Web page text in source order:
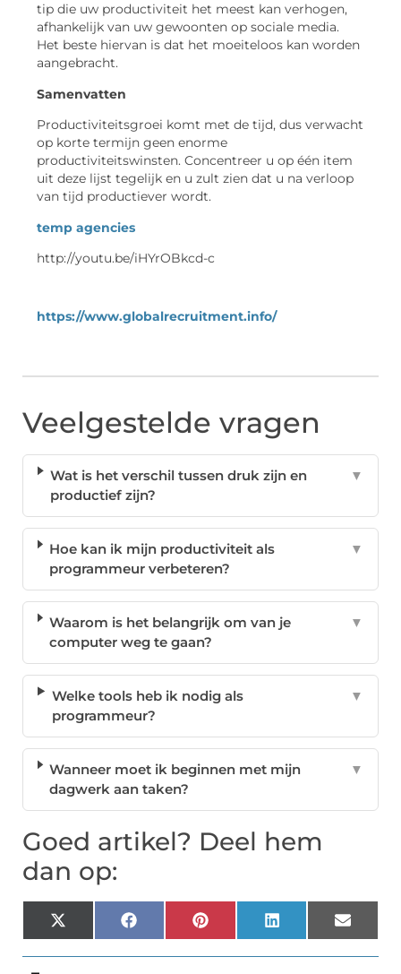
tip die uw productiviteit het meest kan verhogen,
afhankelijk van uw gewoonten op sociale media.
Het beste hiervan is dat het moeiteloos kan worden
aangebracht.
Samenvatten
Productiviteitsgroei komt met de tijd, dus verwacht
op korte termijn geen enorme
productiviteitswinsten. Concentreer u op één item
uit deze lijst tegelijk en u zult zien dat u na verloop
van tijd productiever wordt.
temp agencies
http://youtu.be/iHYrOBkcd-c
https://www.globalrecruitment.info/
Veelgestelde vragen
Wat is het verschil tussen druk zijn en
productief zijn?
▼
Hoe kan ik mijn productiviteit als
programmeur verbeteren?
▼
Waarom is het belangrijk om van je
computer weg te gaan?
▼
Welke tools heb ik nodig als
programmeur?
▼
Wanneer moet ik beginnen met mijn
dagwerk aan taken?
▼
Goed artikel? Deel hem
dan op:
X
(Twitter)
FacebookPinterest LinkedIn Email